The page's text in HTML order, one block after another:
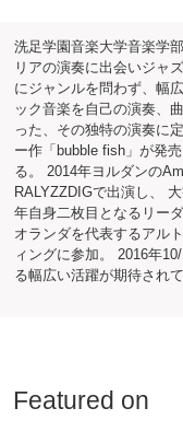
洗足学園音楽大学音楽学
リアの演奏に出会いジャ
にジャンルを問わず、幅
ック音楽を自己の演奏、
った、その独特の演奏に
ー作「bubble fish」が発
る。 2014年ヨルダンの
RALYZZDIGで出演し、
年自身二枚目となるリー
オランダを代表するアル
ィングに参加。 2016年
る幅広い活躍が期待されて
Featured on